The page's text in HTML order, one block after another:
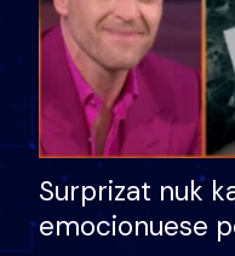
Surprizat nuk
emocionuese